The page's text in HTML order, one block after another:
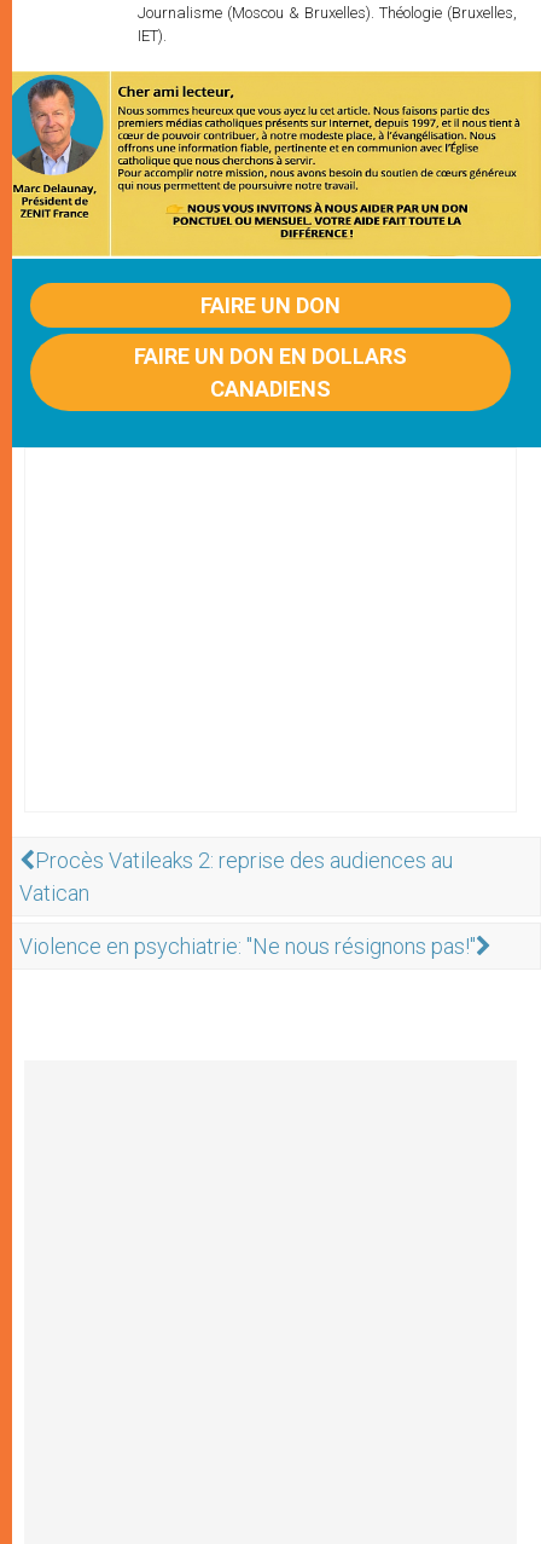
Journalisme (Moscou & Bruxelles). Théologie (Bruxelles,
IET).
FAIRE UN DON
FAIRE UN DON EN DOLLARS
CANADIENS
Procès Vatileaks 2: reprise des audiences au
Vatican
Violence en psychiatrie: "Ne nous résignons pas!"